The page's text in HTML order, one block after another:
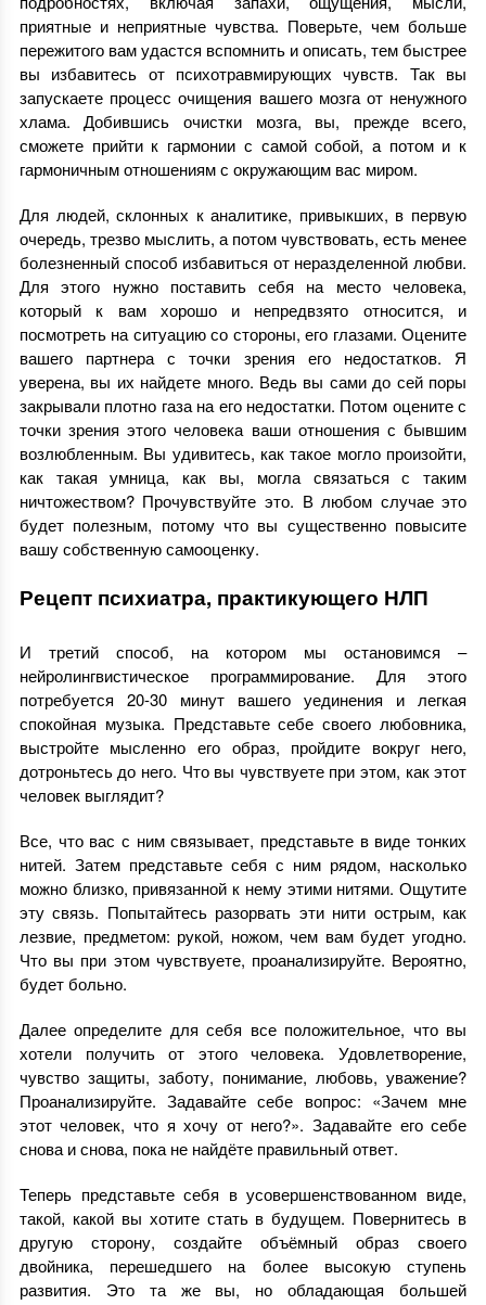
приятные и неприятные чувства. Поверьте, чем больше
пережитого вам удастся вспомнить и описать, тем быстрее
вы избавитесь от психотравмирующих чувств. Так вы
запускаете процесс очищения вашего мозга от ненужного
хлама. Добившись очистки мозга, вы, прежде всего,
сможете прийти к гармонии с самой собой, а потом и к
гармоничным отношениям с окружающим вас миром.
Для людей, склонных к аналитике, привыкших, в первую
очередь, трезво мыслить, а потом чувствовать, есть менее
болезненный способ избавиться от неразделенной любви.
Для этого нужно поставить себя на место человека,
который к вам хорошо и непредвзято относится, и
посмотреть на ситуацию со стороны, его глазами. Оцените
вашего партнера с точки зрения его недостатков. Я
уверена, вы их найдете много. Ведь вы сами до сей поры
закрывали плотно газа на его недостатки. Потом оцените с
точки зрения этого человека ваши отношения с бывшим
возлюбленным. Вы удивитесь, как такое могло произойти,
как такая умница, как вы, могла связаться с таким
ничтожеством? Прочувствуйте это. В любом случае это
будет полезным, потому что вы существенно повысите
вашу собственную самооценку.
Рецепт психиатра, практикующего НЛП
И третий способ, на котором мы остановимся –
нейролингвистическое программирование. Для этого
потребуется 20-30 минут вашего уединения и легкая
спокойная музыка. Представьте себе своего любовника,
выстройте мысленно его образ, пройдите вокруг него,
дотроньтесь до него. Что вы чувствуете при этом, как этот
человек выглядит?
Все, что вас с ним связывает, представьте в виде тонких
нитей. Затем представьте себя с ним рядом, насколько
можно близко, привязанной к нему этими нитями. Ощутите
эту связь. Попытайтесь разорвать эти нити острым, как
лезвие, предметом: рукой, ножом, чем вам будет угодно.
Что вы при этом чувствуете, проанализируйте. Вероятно,
будет больно.
Далее определите для себя все положительное, что вы
хотели получить от этого человека. Удовлетворение,
чувство защиты, заботу, понимание, любовь, уважение?
Проанализируйте. Задавайте себе вопрос: «Зачем мне
этот человек, что я хочу от него?». Задавайте его себе
снова и снова, пока не найдёте правильный ответ.
Теперь представьте себя в усовершенствованном виде,
такой, какой вы хотите стать в будущем. Повернитесь в
другую сторону, создайте объёмный образ своего
двойника, перешедшего на более высокую ступень
развития. Это та же вы, но обладающая большей